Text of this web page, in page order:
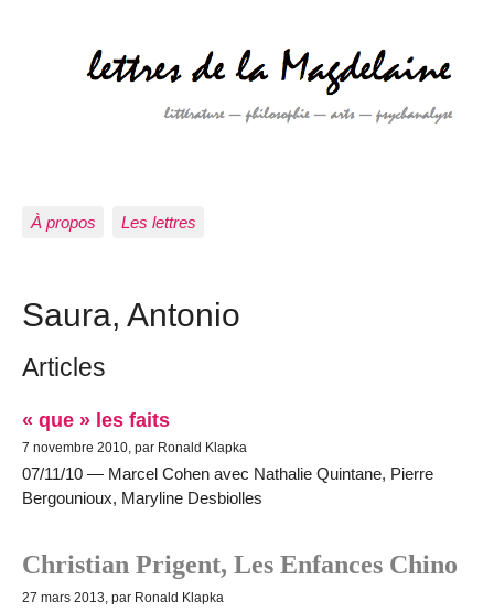
À propos Les lettres
Saura, Antonio
Articles
« que » les faits
7 novembre 2010, par Ronald Klapka
07/11/10 — Marcel Cohen avec Nathalie Quintane, Pierre
Bergounioux, Maryline Desbiolles
Christian Prigent, Les Enfances Chino
27 mars 2013, par Ronald Klapka